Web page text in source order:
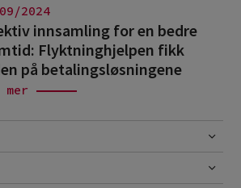
2024
innsamling for en bedre
Flyktninghjelpen fikk
på betalingsløsningene
mer